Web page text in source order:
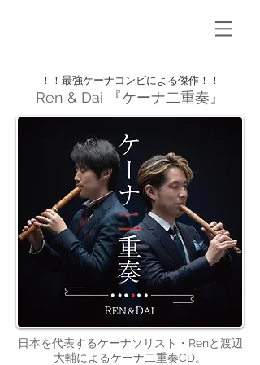
！！最強ケーナコンビによる傑作！！
Ren & Dai 『ケーナ二重奏』
日本を代表するケーナソリスト・Renと渡辺
大輔によるケーナ二重奏CD。